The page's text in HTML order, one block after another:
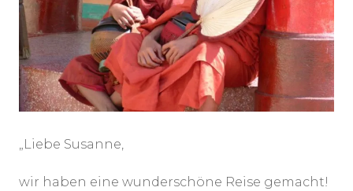
„Liebe Susanne,
wir haben eine wunderschöne Reise gemacht!